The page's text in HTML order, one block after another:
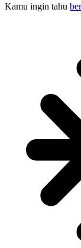
Kamu ingin tahu